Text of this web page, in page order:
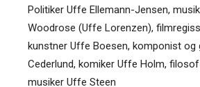
Politiker Uffe Ellemann-Jensen,
Woodrose (Uffe Lorenzen),
kunstner Uffe Boesen, komponist og
Cederlund, komiker Uffe Holm,
musiker Uffe Steen